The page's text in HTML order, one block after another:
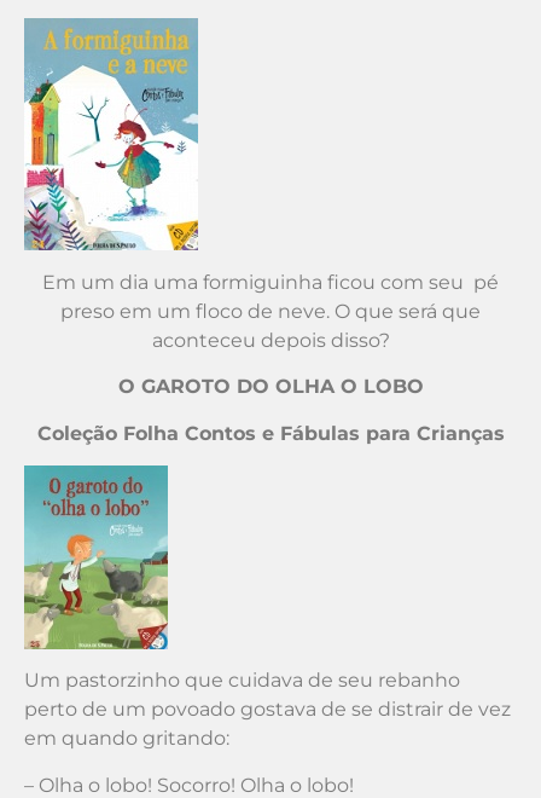
Em um dia uma formiguinha ficou com seu pé
preso em um floco de neve. O que será que
aconteceu depois disso?
O GAROTO DO OLHA O LOBO
Coleção Folha Contos e Fábulas para Crianças
Um pastorzinho que cuidava de seu rebanho
perto de um povoado gostava de se distrair de vez
em quando gritando:
– Olha o lobo! Socorro! Olha o lobo!